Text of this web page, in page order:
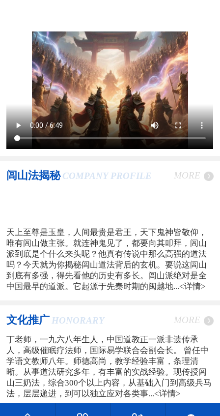
闾山法揭秘 COMPANY PROFILE MORE
天上至尊是玉皇，人间最贵是君王，天下鬼神皆敬仰，
唯有闾山做主张。就连神鬼见了，都要向其叩拜，闾山
派到底是个什么来头呢？他真有传说中那么高强的道法
吗？今天就为你揭秘闾山道法背后的玄机。要说这闾山
到底有多强，得先看他的历史有多长。闾山派绝对是全
中国最早的道派。它起源于先秦时期的闽越地...<详情>
文化推广 HONORARY MORE
丁老师，一九六八年生人，中国道教正一派非遗传承
人，高级催眠疗法师，国际易学联合会副会长。 曾任中
学语文教师八年。师德高尚，教学经验丰富，条理清
晰。从事道法研究多年，有丰富的实战经验。现传授闾
山三奶法，综合300个以上内容，从基础入门到高级兵马
法，层层递进，到可以独立应对各类事...<详情>